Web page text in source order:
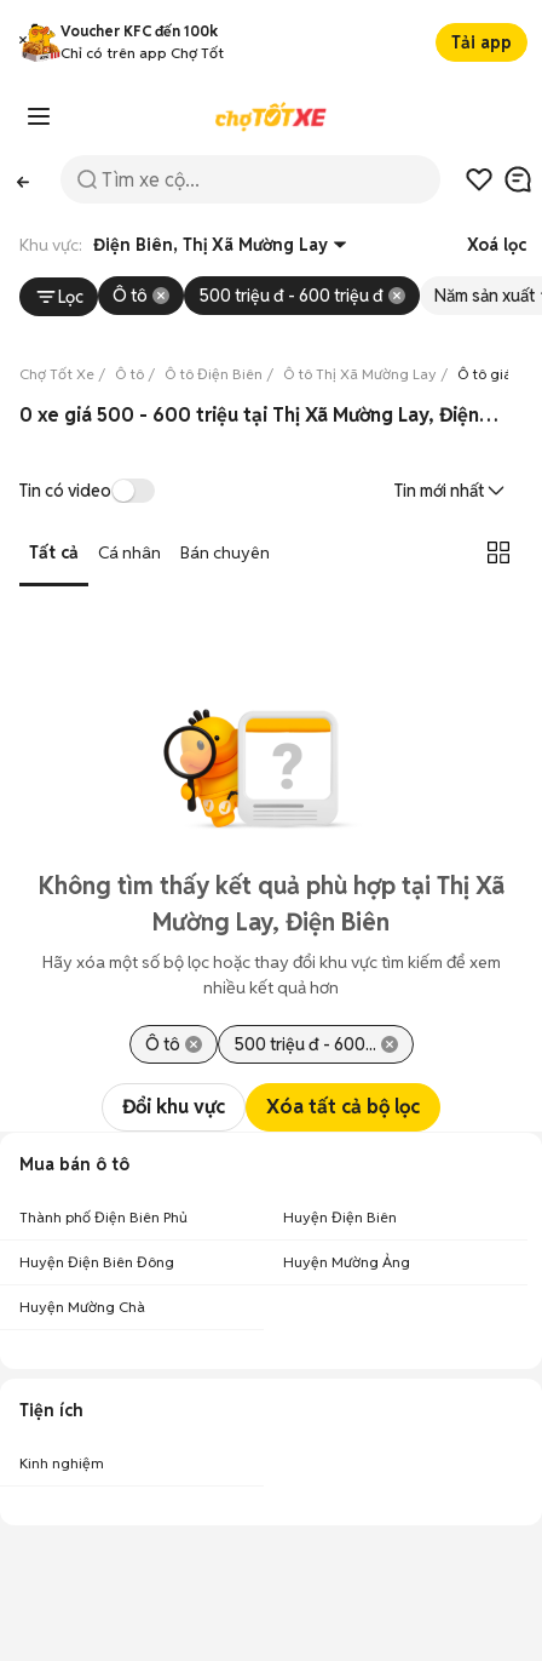
Voucher KFC đến 100k
Chỉ có trên app Chợ Tốt
Tải app
Khu vực: Điện Biên, Thị Xã Mường Lay Xoá lọc
Lọc Ô tô 500 triệu đ - 600 triệu đ Năm sản xuất
Chợ Tốt Xe Ô tô Ô tô Điện Biên Ô tô Thị Xã Mường Lay Ô tô giá từ
0 xe giá 500 - 600 triệu tại Thị Xã Mường Lay, Điện Biên 08/2026
Tin có video Tin mới nhất
Tất cả Cá nhân Bán chuyên
Không tìm thấy kết quả phù hợp tại Thị Xã
Mường Lay, Điện Biên
Hãy xóa một số bộ lọc hoặc thay đổi khu vực tìm kiếm để xem
nhiều kết quả hơn
Ô tô 500 triệu đ - 600...
Đổi khu vực Xóa tất cả bộ lọc
Mua bán ô tô
Thành phố Điện Biên Phủ Huyện Điện Biên
Huyện Điện Biên Đông Huyện Mường Ảng
Huyện Mường Chà
Tiện ích
Kinh nghiệm